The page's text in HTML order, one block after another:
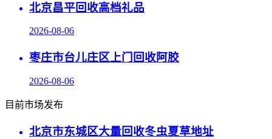
北京昌平回收高档礼品
2026-08-06
枣庄市台儿庄区上门回收阿胶
2026-08-06
目前市场发布
北京市东城区大量回收冬虫夏草地址